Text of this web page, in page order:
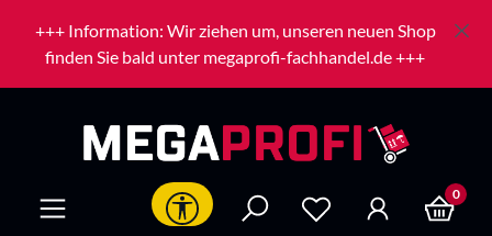
Zum Hauptinhalt springen
+++ Information: Wir ziehen um, unseren neuen Shop
finden Sie bald unter megaprofi-fachhandel.de +++
Werkzeugleiste anzeigen 0